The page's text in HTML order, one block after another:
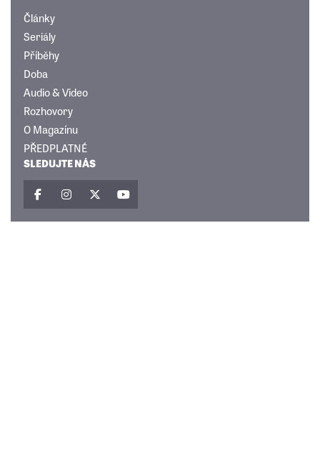
Články
Seriály
Příběhy
Doba
Audio & Video
Rozhovory
O Magazínu
PŘEDPLATNÉ
SLEDUJTE NÁS